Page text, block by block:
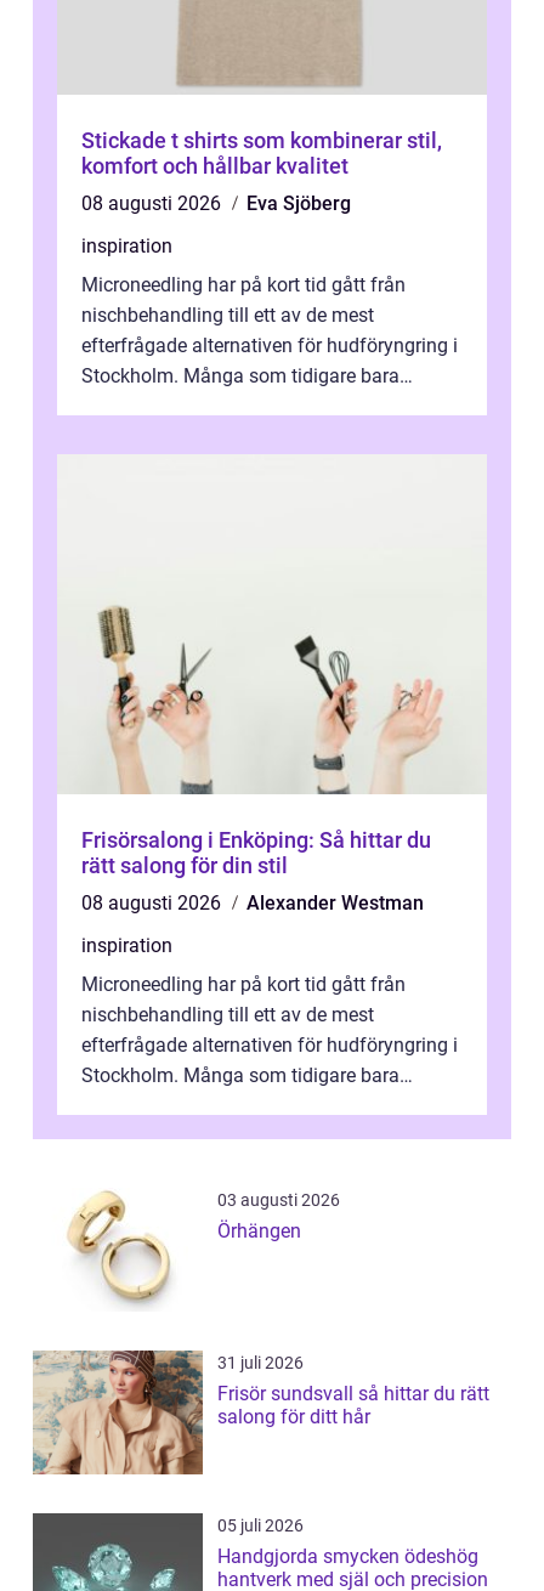
Stickade t shirts som kombinerar stil,
komfort och hållbar kvalitet
08 augusti 2026
Eva Sjöberg
inspiration
Microneedling har på kort tid gått från
nischbehandling till ett av de mest
efterfrågade alternativen för hudföryngring i
Stockholm. Många som tidigare bara
Frisörsalong i Enköping: Så hittar du
rätt salong för din stil
08 augusti 2026
Alexander Westman
inspiration
Microneedling har på kort tid gått från
nischbehandling till ett av de mest
efterfrågade alternativen för hudföryngring i
Stockholm. Många som tidigare bara
03 augusti 2026
Örhängen
31 juli 2026
Frisör sundsvall så hittar du rätt
salong för ditt hår
05 juli 2026
Handgjorda smycken ödeshög
hantverk med själ och precision